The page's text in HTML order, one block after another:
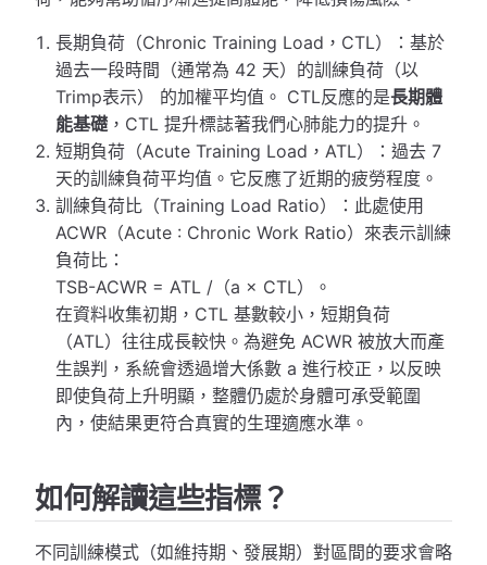
長期負荷（Chronic Training Load，CTL）：基於
過去一段時間（通常為 42 天）的訓練負荷（以
Trimp表示） 的加權平均值。 CTL反應的是長期體
能基礎 ，CTL 提升標誌著我們心肺能力的提升。
短期負荷（Acute Training Load，ATL）：過去 7
天的訓練負荷平均值。它反應了近期的疲勞程度。
訓練負荷比（Training Load Ratio）：此處使用
ACWR（Acute : Chronic Work Ratio）來表示訓練
負荷比：
TSB-ACWR = ATL /（a × CTL）。
在資料收集初期，CTL 基數較小，短期負荷
（ATL）往往成長較快。為避免 ACWR 被放大而產
生誤判，系統會透過增大係數 a 進行校正，以反映
即使負荷上升明顯，整體仍處於身體可承受範圍
內，使結果更符合真實的生理適應水準。
如何解讀這些指標？
不同訓練模式（如維持期、發展期）對區間的要求會略